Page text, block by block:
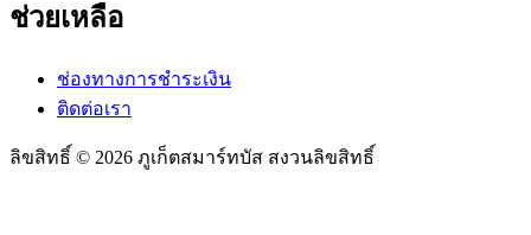
ช่วยเหลือ
ช่องทางการชำระเงิน
ติดต่อเรา
ลิขสิทธิ์ © 2026 ภูเก็ตสมาร์ทบัส สงวนลิขสิทธิ์